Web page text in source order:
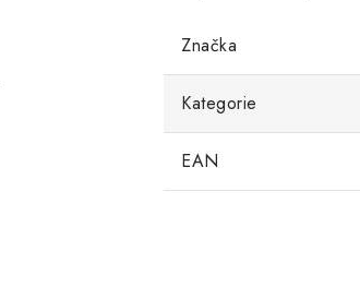
Značka
Kategorie
EAN